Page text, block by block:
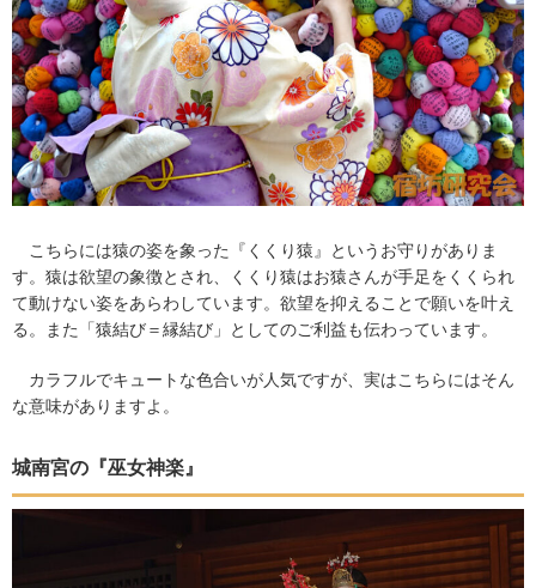
こちらには猿の姿を象った『くくり猿』というお守りがありま
す。猿は欲望の象徴とされ、くくり猿はお猿さんが手足をくくられ
て動けない姿をあらわしています。欲望を抑えることで願いを叶え
る。また「猿結び＝縁結び」としてのご利益も伝わっています。
カラフルでキュートな色合いが人気ですが、実はこちらにはそん
な意味がありますよ。
城南宮の『巫女神楽』